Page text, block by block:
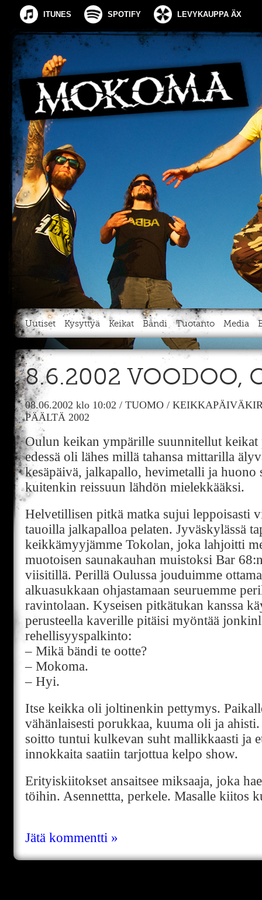
ITUNES SPOTIFY LEVYKAUPPA ÄX
Uutiset Kysyttyä Keikat Bändi Tuotanto Media
8.6.2002 VOODOO,
08.06.2002 klo 10:02 / TUOMO /
PÄÄLTÄ 2002
Oulun keikan ympärille suunnitellut keikat
edessä oli lähes millä tahansa mittarilla
kesäpäivä, jalkapallo, hevimetalli ja huono
kuitenkin reissuun lähdön mielekkääksi.
Helvetillisen pitkä matka sujui leppoisasti
tauoilla jalkapalloa pelaten. Jyväskylässä
keikkämyyjämme Tokolan, joka lahjoitti
muotoisen saunakauhan muistoksi Bar
viisitillä. Perillä Oulussa jouduimme
alkuasukkaan ohjastamaan seuruemme
ravintolaan. Kyseisen pitkätukan kanssa
perusteella kaverille pitäisi myöntää
rehellisyyspalkinto:
– Mikä bändi te ootte?
– Mokoma.
– Hyi.
Itse keikka oli joltinenkin pettymys.
vähänlaisesti porukkaa, kuuma oli ja
soitto tuntui kulkevan suht mallikkaasti ja
innokkaita saatiin tarjottua kelpo show.
Erityiskiitokset ansaitsee miksaaja, joka
töihin. Asennettta, perkele. Masalle kiitos
Jätä kommentti »